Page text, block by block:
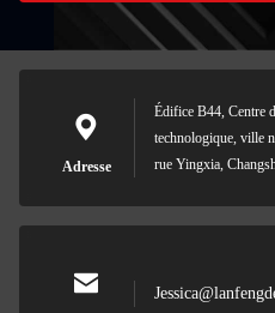
Adresse
Édifice B44, Centre
technologique, ville
rue Yingxia,